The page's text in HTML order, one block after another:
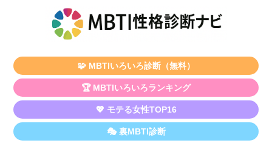
🧩 MBTIいろいろ診断（無料）
🏆 MBTIいろいろランキング
💖 モテる女性TOP16
🎭 裏MBTI診断